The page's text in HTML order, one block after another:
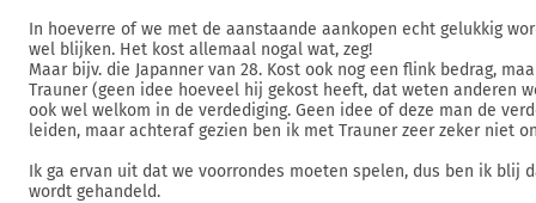
In hoeverre of we met de aanstaande aankopen echt gelukkig
wel blijken. Het kost allemaal nogal wat, zeg!
Maar bijv. die Japanner van 28. Kost ook nog een flink bedrag,
Trauner (geen idee hoeveel hij gekost heeft, dat weten anderen
ook wel welkom in de verdediging. Geen idee of deze man de
leiden, maar achteraf gezien ben ik met Trauner zeer zeker niet
Ik ga ervan uit dat we voorrondes moeten spelen, dus ben ik blij
wordt gehandeld.